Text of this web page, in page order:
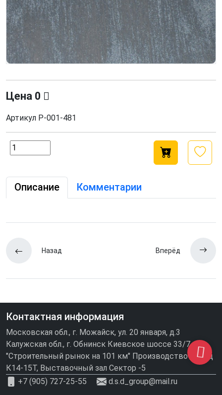
Цена 0
Артикул Р-001-481
Описание Комментарии
Назад Вперёд
Контактная информация
Московская обл., г. Можайск, ул. 20 января, д.3
Калужская обл., г. Обнинск Киевское шоссе 33/7
"Строительный рынок на 101 км" Производство\склад
К14-15Т, Выставочный зал Сектор -5
+7 (905) 727-25-55
d.s.d_group@mail.ru